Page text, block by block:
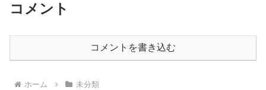
コメント
コメントを書き込む
ホーム 未分類